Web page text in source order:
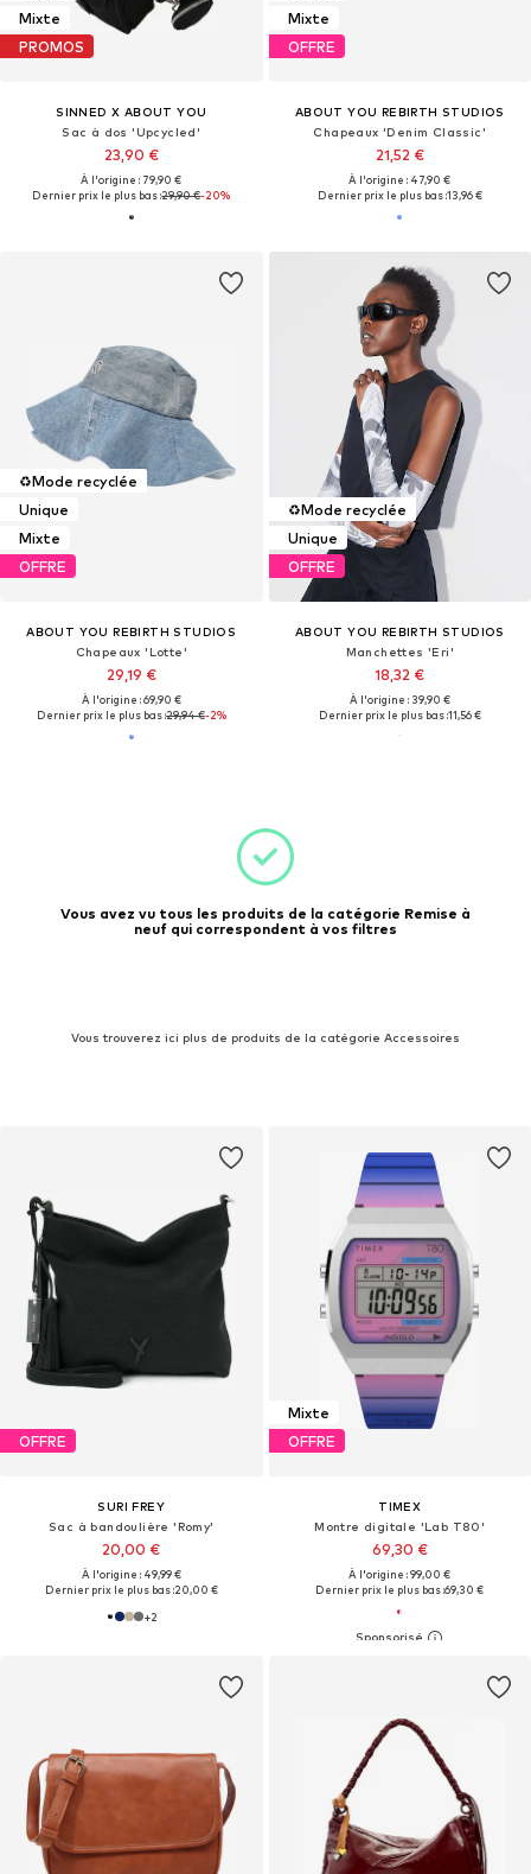
Mixte
PROMOS
SINNED X ABOUT YOU
Sac à dos 'Upcycled'
23,90 €
À l'origine : 79,90 €
Dernier prix le plus bas :29,90 €-20%
Mixte
OFFRE
ABOUT YOU REBIRTH STUDIOS
Chapeaux 'Denim Classic'
21,52 €
À l'origine : 47,90 €
Dernier prix le plus bas :13,96 €
♻️Mode recyclée
Unique
Mixte
OFFRE
ABOUT YOU REBIRTH STUDIOS
Chapeaux 'Lotte'
29,19 €
À l'origine : 69,90 €
Dernier prix le plus bas :29,94 €-2%
♻️Mode recyclée
Unique
OFFRE
ABOUT YOU REBIRTH STUDIOS
Manchettes 'Eri'
18,32 €
À l'origine : 39,90 €
Dernier prix le plus bas :11,56 €
Vous avez vu tous les produits de la catégorie Remise à
neuf qui correspondent à vos filtres
Vous trouverez ici plus de produits de la catégorie Accessoires
OFFRE
SURI FREY
Sac à bandoulière 'Romy'
20,00 €
À l'origine : 49,99 €
Dernier prix le plus bas :20,00 €
+2
Mixte
OFFRE
TIMEX
Montre digitale 'Lab T80'
69,30 €
À l'origine : 99,00 €
Dernier prix le plus bas :69,30 €